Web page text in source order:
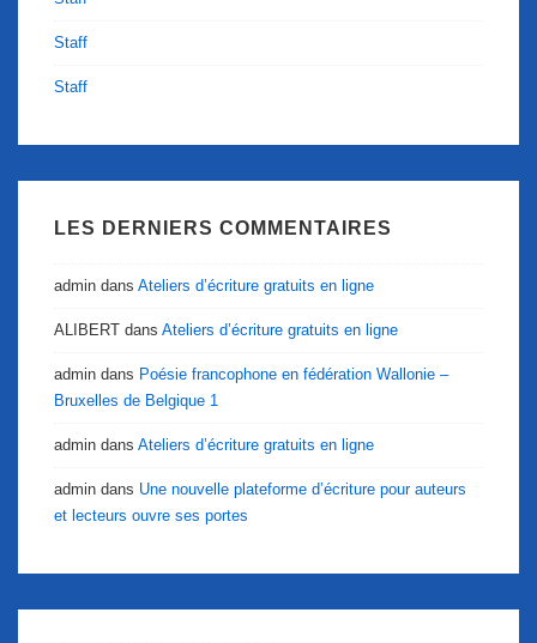
Staff
Staff
LES DERNIERS COMMENTAIRES
admin dans Ateliers d’écriture gratuits en ligne
ALIBERT dans Ateliers d’écriture gratuits en ligne
admin dans Poésie francophone en fédération Wallonie –
Bruxelles de Belgique 1
admin dans Ateliers d’écriture gratuits en ligne
admin dans Une nouvelle plateforme d’écriture pour auteurs
et lecteurs ouvre ses portes